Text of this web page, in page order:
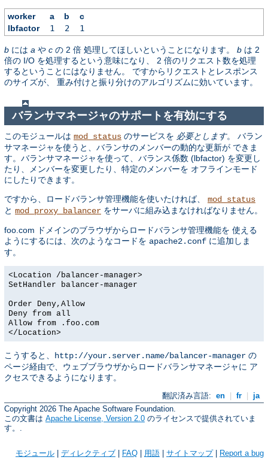
worker a b
c
lbfactor
1 2 1
b には a や c の 2 倍 処理してほしいということになります。 b は 2
倍の I/O を処理するという意味になり、 2 倍のリクエスト数を処理
するということにはなりません。 ですからリクエストとレスポンス
のサイズが、 重み付けと振り分けのアルゴリズムに効いています。
バランサマネージャのサポートを有効にする
このモジュールは mod_status のサービスを 必要とします。 バラン
サマネージャを使うと、バランサのメンバーの動的な更新が できま
す。バランサマネージャを使って、バランス係数 (lbfactor) を変更し
たり、メンバーを変更したり、特定のメンバーを オフラインモード
にしたりできます。
ですから、ロードバランサ管理機能を使いたければ、 mod_status
と mod_proxy_balancer をサーバに組み込まなければなりません。
foo.com ドメインのブラウザからロードバランサ管理機能を 使える
ようにするには、次のようなコードを apache2.conf に追加しま
す。
<Location /balancer-manager>
SetHandler balancer-manager
Order Deny,Allow
Deny from all
Allow from .foo.com
</Location>
こうすると、 http://your.server.name/balancer-manager の
ページ経由で、ウェブブラウザからロードバランサマネージャに ア
クセスできるようになります。
翻訳済み言語: en fr
ja
Copyright 2026 The Apache Software Foundation.
この文書は Apache License, Version 2.0 のライセンスで提供されていま
す。.
モジュール ディレクティブ FAQ 用語 サイトマップ| Report a bug